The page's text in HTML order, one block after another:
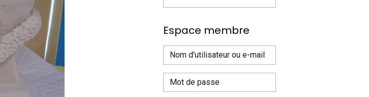
Espace membre